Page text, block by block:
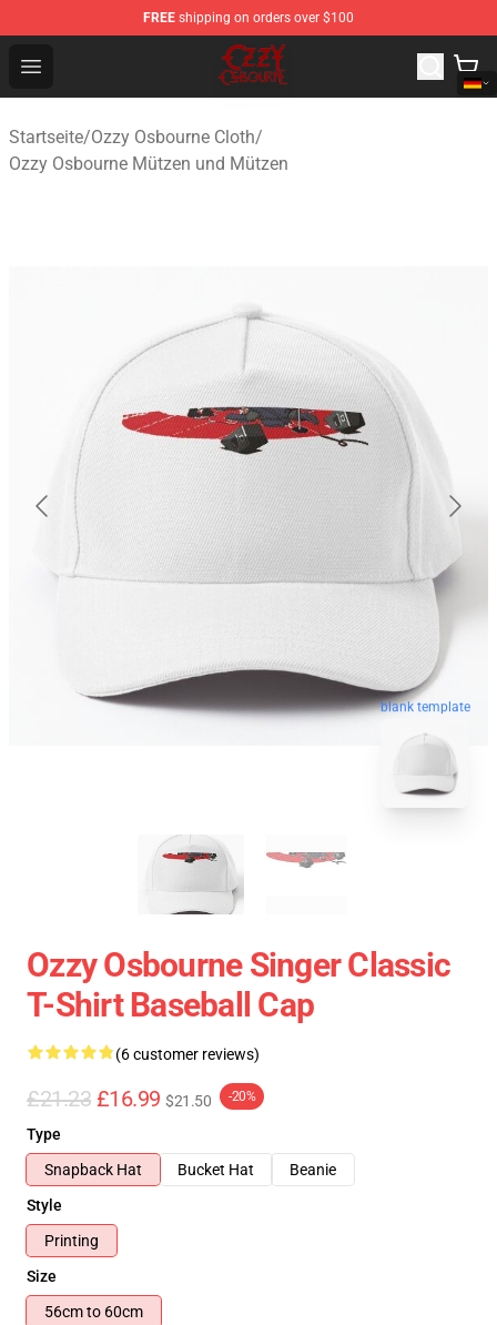
FREE shipping on orders over $100
Open menu
Ozzy Osbourne Store - Official Ozzy Osbourne
Startseite/Ozzy Osbourne Cloth/
Ozzy Osbourne Mützen und Mützen
blank template
Ozzy Osbourne Singer Classic
T-Shirt Baseball Cap
(6 customer reviews)
£21.23 £16.99 $21.50 -20%
Type
Snapback Hat
Bucket Hat
Beanie
Style
Printing
Size
56cm to 60cm